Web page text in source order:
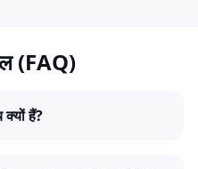
(FAQ)
क्यों हैं?